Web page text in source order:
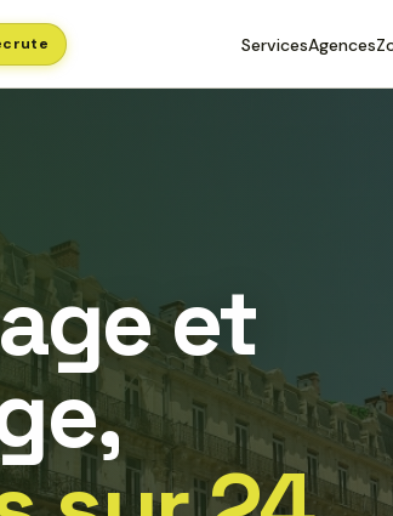
ServicesAgences
et